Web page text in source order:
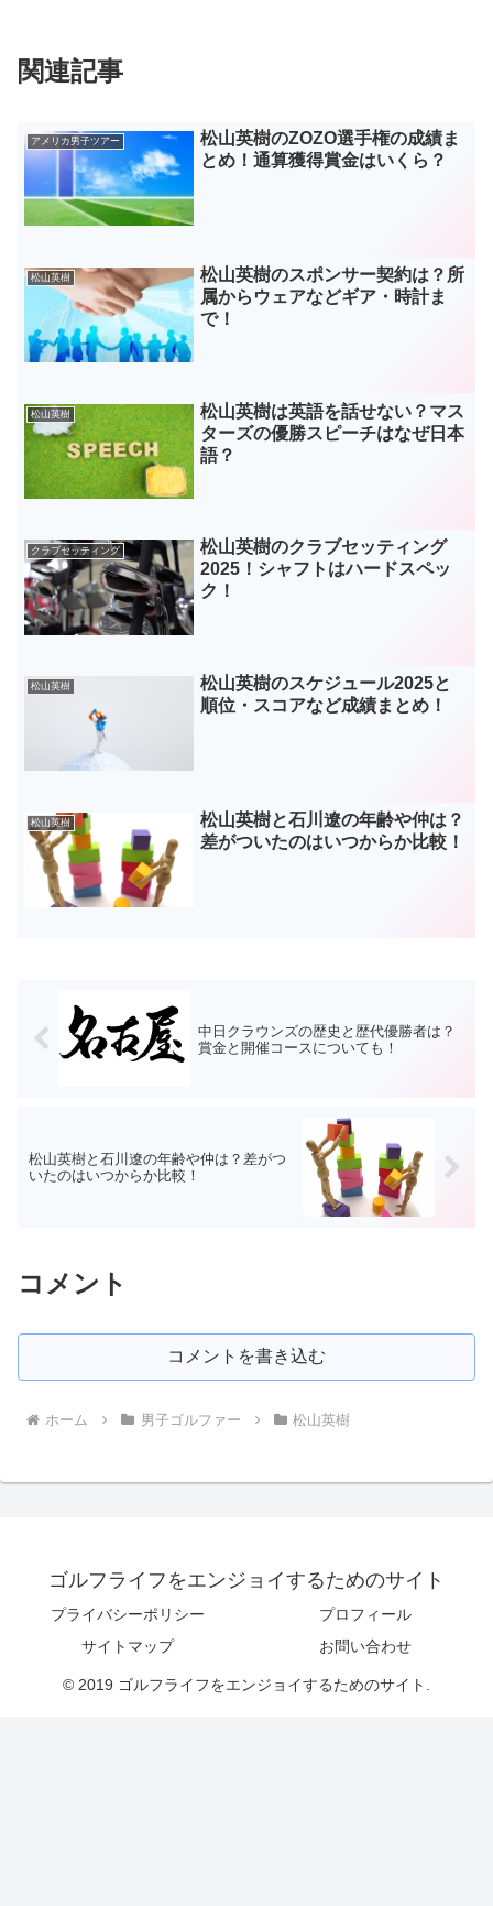
関連記事
アメリカ男子ツアー
松山英樹のZOZO選手権の成績ま
とめ！通算獲得賞金はいくら？
松山英樹
松山英樹のスポンサー契約は？所
属からウェアなどギア・時計ま
で！
松山英樹
松山英樹は英語を話せない？マス
ターズの優勝スピーチはなぜ日本
語？
クラブセッティング
松山英樹のクラブセッティング
2025！シャフトはハードスペッ
ク！
松山英樹
松山英樹のスケジュール2025と
順位・スコアなど成績まとめ！
松山英樹
松山英樹と石川遼の年齢や仲は？
差がついたのはいつからか比較！
中日クラウンズの歴史と歴代優勝者は？
賞金と開催コースについても！
松山英樹と石川遼の年齢や仲は？差がつ
いたのはいつからか比較！
コメント
コメントを書き込む
ホーム 男子ゴルファー 松山英樹
ゴルフライフをエンジョイするためのサイト
プライバシーポリシー
プロフィール
サイトマップ
お問い合わせ
© 2019 ゴルフライフをエンジョイするためのサイト.